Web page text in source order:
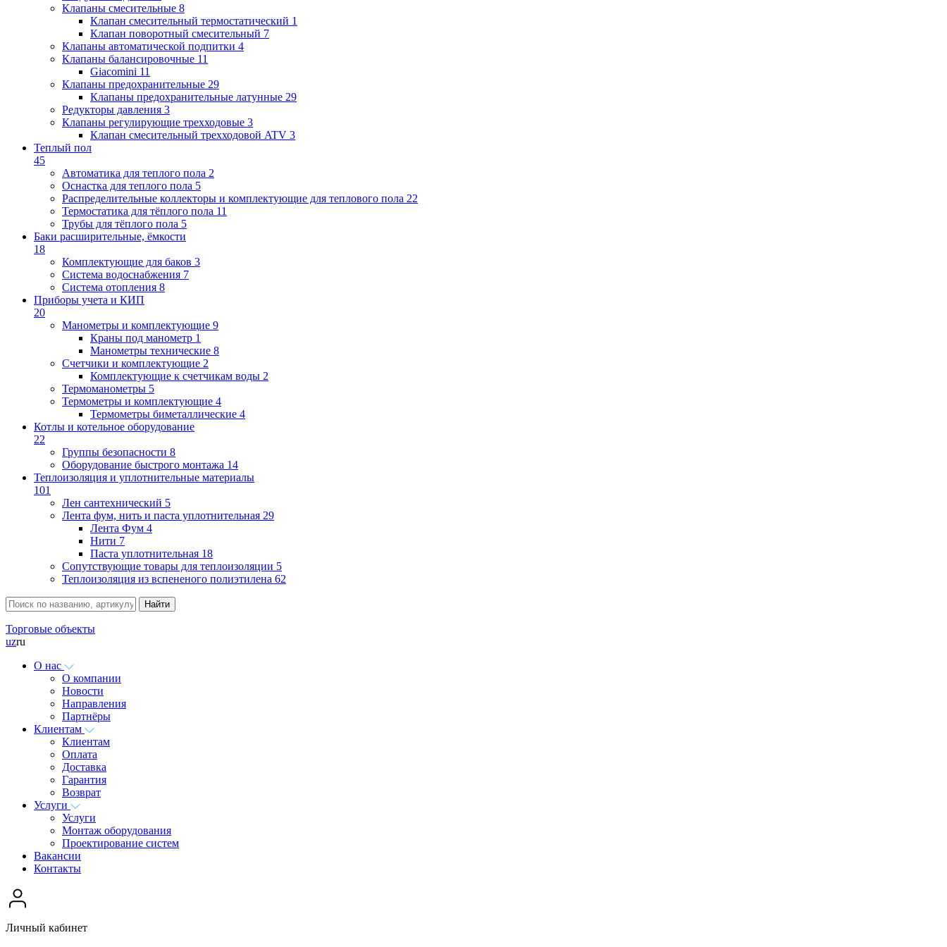
Клапаны cмесительные 8
Клапан cмесительный термостатический 1
Клапан поворотный cмесительный 7
Клапаны автоматической подпитки 4
Клапаны балансировочные 11
Giacomini 11
Клапаны предохранительные 29
Клапаны предохранительные латунные 29
Редукторы давления 3
Клапаны регулирующие трехходовые 3
Клапан смесительный трехходовой ATV 3
Теплый пол
45
Автоматика для теплого пола 2
Оснастка для теплого пола 5
Распределительные коллекторы и комплектующие для теплового пола 22
Термостатика для тёплого пола 11
Трубы для тёплого пола 5
Баки расширительные, ёмкости
18
Комплектующие для баков 3
Система водоснабжения 7
Система отопления 8
Приборы учета и КИП
20
Манометры и комплектующие 9
Краны под манометр 1
Манометры технические 8
Счетчики и комплектующие 2
Комплектующие к счетчикам воды 2
Термоманометры 5
Термометры и комплектующие 4
Термометры биметаллические 4
Котлы и котельное оборудование
22
Группы безопасности 8
Оборудование быстрого монтажа 14
Теплоизоляция и уплотнительные материалы
101
Лен сантехнический 5
Лента фум, нить и паста уплотнительная 29
Лента Фум 4
Нити 7
Паста уплотнительная 18
Сопутствующие товары для теплоизоляции 5
Теплоизоляция из вспененого полиэтилена 62
Торговые объекты
uzru
О нас
О компании
Новости
Направления
Партнёры
Клиентам
Клиентам
Оплата
Доставка
Гарантия
Возврат
Услуги
Услуги
Монтаж оборудования
Проектирование систем
Вакансии
Контакты
Личный кабинет